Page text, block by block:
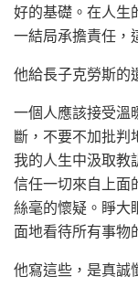
好的基礎。在人生
一結局承擔責任，
他給長子克勞斯的
一個人應該接受溫
斷，不要不加批判
我的人生中汲取教
信任一切來自上面
絲毫的懷疑。睜大
面地看待所有事物
他寫這些，是真誠